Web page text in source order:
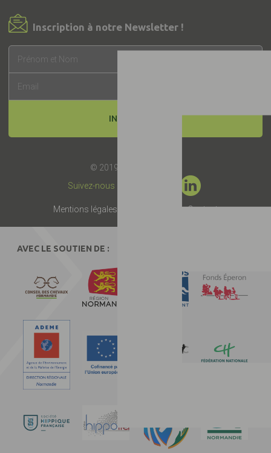
Inscription à notre Newsletter !
INSCRIPTION
© 2019 -
Suivez-nous :
Mentions légales PartenairesContact
AVEC LE SOUTIEN DE :